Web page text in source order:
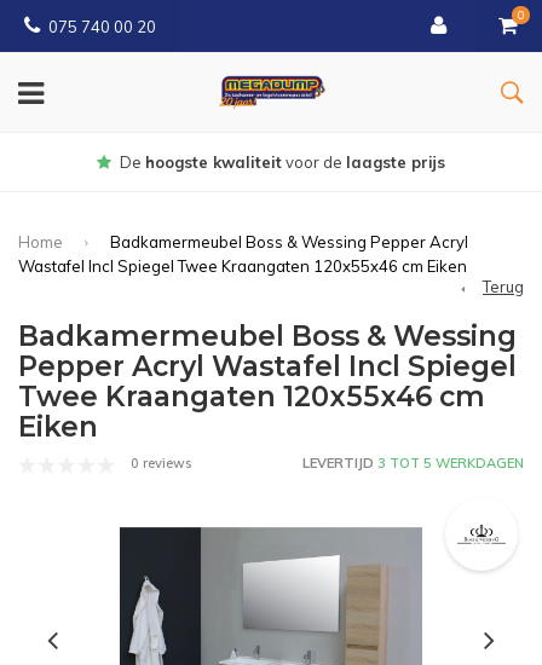
075 740 00 20
0
Gratisbezorgd vanaf € 150
Home
Badkamermeubel Boss & Wessing Pepper Acryl
Wastafel Incl Spiegel Twee Kraangaten 120x55x46 cm Eiken
Terug
Badkamermeubel Boss & Wessing
Pepper Acryl Wastafel Incl Spiegel
Twee Kraangaten 120x55x46 cm
Eiken
0 reviews LEVERTIJD 3 TOT 5 WERKDAGEN